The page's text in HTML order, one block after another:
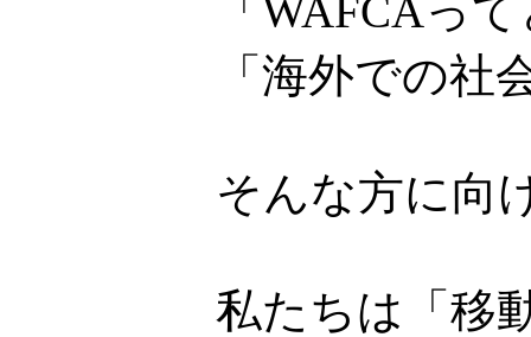
「WAFCAっ
「海外での社
そんな方に向
私たちは「移